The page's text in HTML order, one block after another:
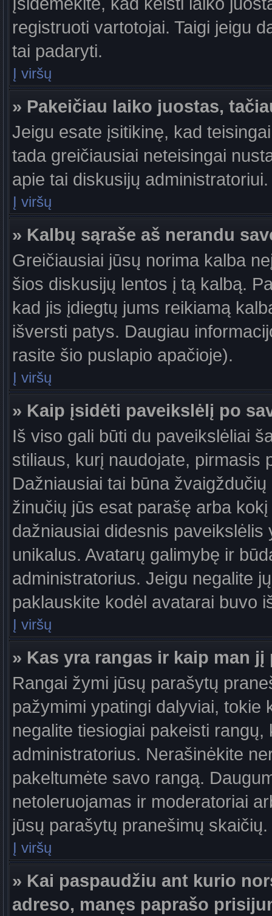
registruoti vartotojai. Taigi jeigu
tai padaryti.
Į viršų
» Pakeičiau laiko juostas,
Jeigu esate įsitikinę, kad
tada greičiausiai neteisingai
apie tai diskusijų administratoriui.
Į viršų
» Kalbų sąraše aš nerandu
Greičiausiai jūsų norima kalba
šios diskusijų lentos į tą kalbą.
kad jis įdiegtų jums reikiamą
išversti patys. Daugiau
rasite šio puslapio apačioje).
Į viršų
» Kaip įsidėti paveikslėlį po
Iš viso gali būti du paveikslėliai
stiliaus, kurį naudojate, pirmasis
Dažniausiai tai būna
žinučių jūs esat parašę arba
dažniausiai didesnis
unikalus. Avatarų galimybę ir
administratorius. Jeigu negalite
paklauskite kodėl avatarai buvo
Į viršų
» Kas yra rangas ir kaip man
Rangai žymi jūsų parašytų
pažymimi ypatingi dalyviai, tokie
negalite tiesiogiai pakeisti
administratorius. Nerašinėkite
pakeltumėte savo rangą.
netoleruojamas ir moderatoriai
jūsų parašytų pranešimų skaičių.
Į viršų
» Kai paspaudžiu ant kurio
adreso, manęs paprašo